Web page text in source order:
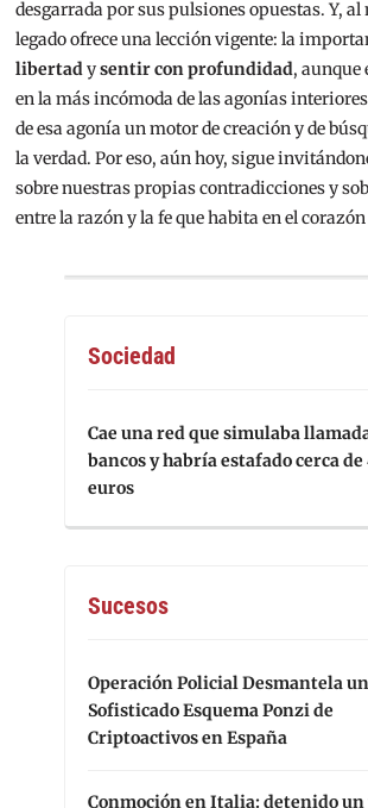
desgarrada por sus pulsiones opuestas. Y,
legado ofrece una lección vigente: la
libertadysentir con profundidad, aunque
en la más incómoda de las agonías
de esa agonía un motor de creación y de
la verdad. Por eso, aún hoy, sigue
sobre nuestras propias contradicciones y
entre la razón y la fe que habita en el
Sociedad
Cae una red que simulaba
bancos y habría estafado cerca
euros
Sucesos
Operación Policial Desmantela un
Sofisticado Esquema Ponzi de
Criptoactivos en España
Conmoción en Italia: detenido